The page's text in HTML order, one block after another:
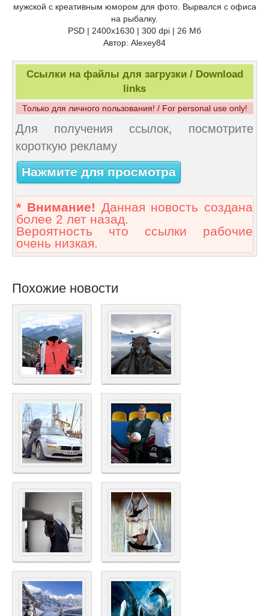
мужской с креативным юмором для фото. Вырвался с офиса
на рыбалку.
PSD | 2400x1630 | 300 dpi | 26 Мб
Автор: Alexey84
Ссылки на файлы для загрузки / Download
links
Только для личного пользования! / For personal use only!
Для получения ссылок, посмотрите
короткую рекламу
Нажмите для просмотра
* Внимание! Данная новость создана
более 2 лет назад.
Вероятность что ссылки рабочие
очень низкая.
Похожие новости